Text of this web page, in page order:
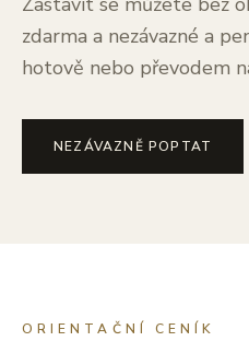
zdarma a nezávazné a
hotově nebo převodem
NEZÁVAZNĚ POPTAT
ORIENTAČNÍ CENÍK